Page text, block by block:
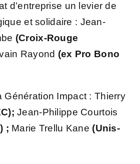
d’entreprise un levier de
et solidaire : Jean-
(Croix-Rouge
Rayond (ex Pro Bono
Génération Impact : Thierry
Jean-Philippe Courtois
; Marie Trellu Kane (Unis-